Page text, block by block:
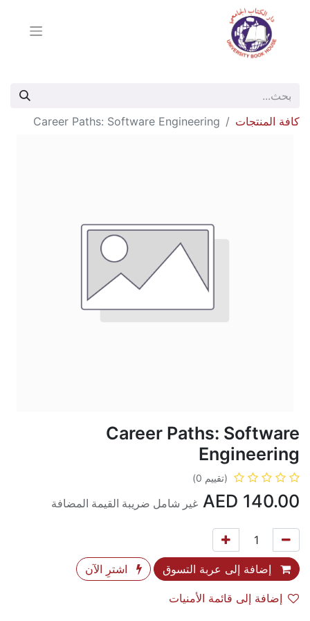
كافة المنتجات Career Paths: Software Engineering
Career Paths: Software
Engineering
(تقييم 0)
140.00 غير شامل ضريبة القيمة المضافة
إضافة إلى عربة التسوق اشترِ الآن
إضافة إلى قائمة الأمنيات